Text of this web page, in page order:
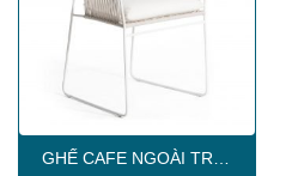
GHẾ CAFE NGOÀI TRỜI